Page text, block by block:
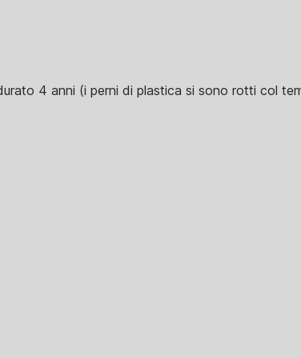
4 anni (i perni di plastica si sono rotti col